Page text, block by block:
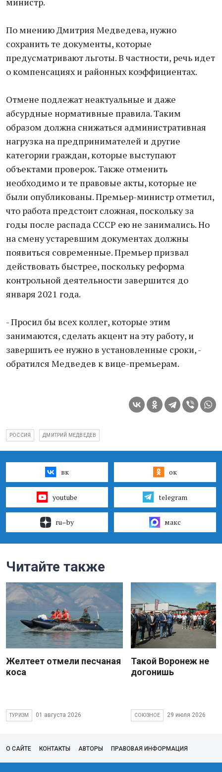
По мнению Дмитрия Медведева, нужно
сохранить те документы, которые
предусматривают льготы. В частности, речь идет
о компенсациях и районных коэффициентах.
Отмене подлежат неактуальные и даже
абсурдные нормативные правила. Таким
образом должна снижаться административная
нагрузка на предпринимателей и другие
категории граждан, которые выступают
объектами проверок. Также отменить
необходимо и те правовые акты, которые не
были опубликованы. Премьер-министр отметил,
что работа предстоит сложная, поскольку за
годы после распада СССР ею не занимались. Но
на смену устаревшим документах должны
появиться современные. Премьер призвал
действовать быстрее, поскольку реформа
контрольной деятельности завершится до
января 2021 года.
- Просил бы всех коллег, которые этим
занимаются, сделать акцент на эту работу, и
завершить ее нужно в установленные сроки, -
обратился Медведев к вице-премьерам.
РОССИЯ ДМИТРИЙ МЕДВЕДЕВ
вк ок
youtube telegram
ru–by макс
Читайте также
Желтеет отмели песчаная
коса
ТУРИЗМ 01 августа 2026
Такой Воронеж не
догонишь
СОЮЗНОЕ 29 июля 2026
О САЙТЕ КОНТАКТЫ АВТОРЫ ПРАВОВАЯ ИНФОРМАЦИЯ